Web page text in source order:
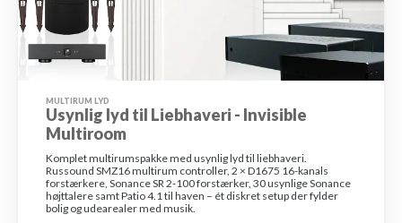
MULTIRUM LYD
Usynlig lyd til Liebhaveri - Invisible
Multiroom
Komplet multirumspakke med usynlig lyd til liebhaveri.
Russound SMZ16 multirum controller, 2 × D1675 16-kanals
forstærkere, Sonance SR 2-100 forstærker, 30 usynlige Sonance
højttalere samt Patio 4.1 til haven – ét diskret setup der fylder
bolig og udearealer med musik.